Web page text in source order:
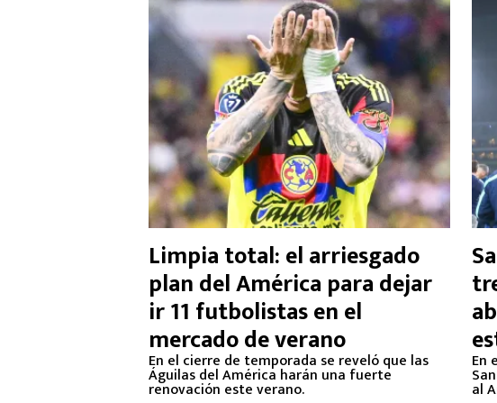
Limpia total: el arriesgado
plan del América para dejar
ir 11 futbolistas en el
mercado de verano
En el cierre de temporada se reveló que las
Águilas del América harán una fuerte
renovación este verano.
En
al